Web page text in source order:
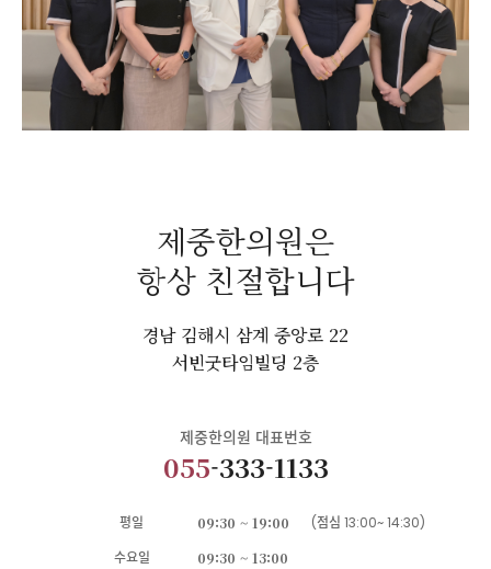
제중한의원은
항상 친절합니다
경남 김해시 삼계 중앙로 22
서빈굿타임빌딩 2층
제중한의원 대표번호
055-333-1133
평일 09:30 ~ 19:00
(점심 13:00~ 14:30)
수요일
09:30 ~ 13:00